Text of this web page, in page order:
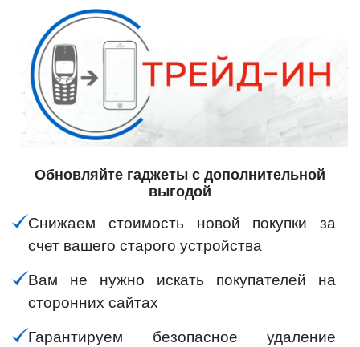
Обновляйте гаджеты с дополнительной
выгодой
Снижаем стоимость новой покупки за
счет вашего старого устройства
Вам не нужно искать покупателей на
сторонних сайтах
Гарантируем безопасное удаление